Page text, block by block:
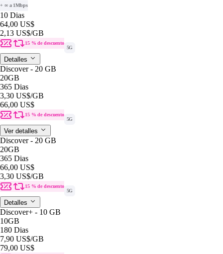
+ ∞ a 1Mbps
10 Dias
64,00 US$
2,13 US$/GB
15 % de descuento
5G
Detalles
Discover - 20 GB
20GB
365 Dias
3,30 US$/GB
66,00 US$
15 % de descuento
5G
Ver detalles
Discover - 20 GB
20GB
365 Dias
66,00 US$
3,30 US$/GB
15 % de descuento
5G
Detalles
Discover+ - 10 GB
10GB
180 Dias
7,90 US$/GB
79,00 US$